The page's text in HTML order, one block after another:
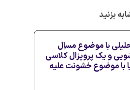
بزنید
با موضوع مساِل
و یک پروپزال کلاسی
با موضوع خشونت علیه